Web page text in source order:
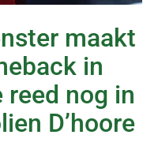
maakt
in
nog in
D’hoore